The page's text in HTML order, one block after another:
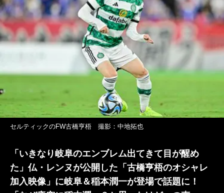
セルティックのFW古橋亨梧 撮影：中地拓也
「いきなり岐阜のエンブレム出てきて目が醒め
た」仏・レンヌが公開した「古橋亨梧のオシャレ
加入映像」に岐阜＆稲本潤一が登場で話題に！